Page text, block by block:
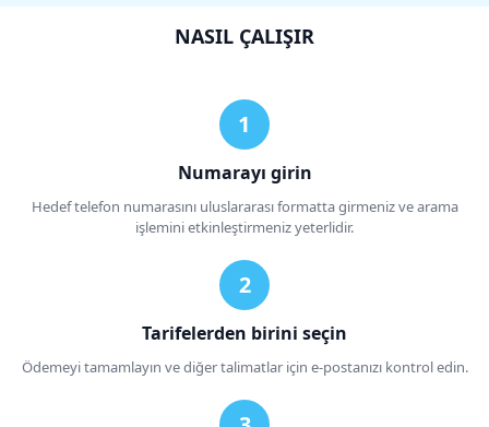
NASIL ÇALIŞIR
Numarayı girin
Hedef telefon numarasını uluslararası formatta girmeniz ve arama
işlemini etkinleştirmeniz yeterlidir.
Tarifelerden birini seçin
Ödemeyi tamamlayın ve diğer talimatlar için e-postanızı kontrol edin.